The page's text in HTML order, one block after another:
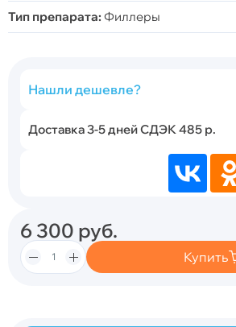
Тип препарата: Филлеры
Нашли дешевле?
Доставка 3-5 дней СДЭК 485 р.
6 300 руб.
Купить